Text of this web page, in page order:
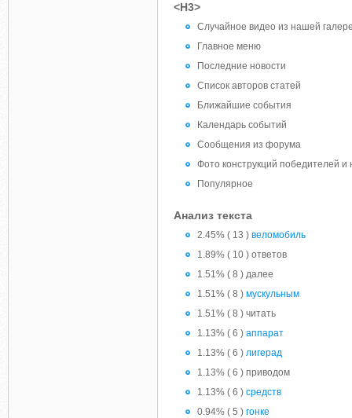
<H3>
Случайное видео из нашей
Главное меню
Последние новости
Список авторов статей
Ближайшие события
Календарь событий
Сообщения из форума
Фото конструкций победителей и
Популярное
Анализ текста
2.45% ( 13 ) веломобиль
1.89% ( 10 ) ответов
1.51% ( 8 ) далее
1.51% ( 8 ) мускульным
1.51% ( 8 ) читать
1.13% ( 6 ) аппарат
1.13% ( 6 ) лигерад
1.13% ( 6 ) приводом
1.13% ( 6 ) средств
0.94% ( 5 ) гонке